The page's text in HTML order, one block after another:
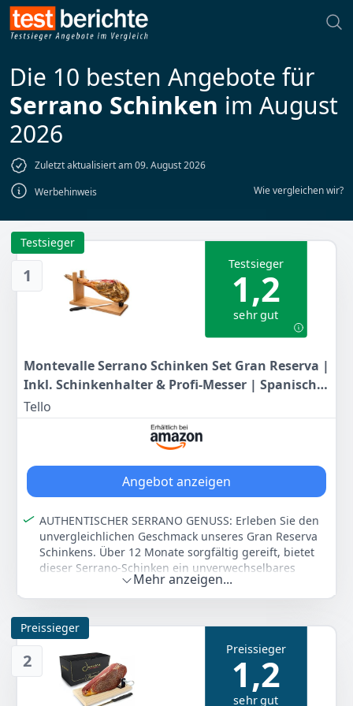
Die 10 besten Angebote für
Serrano Schinken im August
2026
Zuletzt aktualisiert am 09. August 2026
Werbehinweis
Wie vergleichen wir?
1
Testsieger
Testsieger
1,2
sehr gut
Montevalle Serrano Schinken Set Gran Reserva |
Inkl. Schinkenhalter & Profi-Messer | Spanische
Schinkenspezialität 12 Monate gereift |
Authentischer Genuss für Feinschmecker
Tello
Angebot anzeigen
AUTHENTISCHER SERRANO GENUSS: Erleben Sie den
unvergleichlichen Geschmack unseres Gran Reserva
Schinkens. Über 12 Monate sorgfältig gereift, bietet
dieser Serrano-Schinken ein unverwechselbares
Aroma und zarte Textur.
KOMPLETTES SET FÜR DEN SOFORTIGEN GENUSS:
Dieses Set ist die ideale Wahl für Genießer. Es enthält
neben der hochwertigen Schinkenkeule einen stabilen
Schinkenhalter sowie ein professionelles
Schinkenmesser.
TRADITIONELLE HERSTELLUNG: Wir setzen auf
bewährte spanische Handwerkstradition. Unser
Mehr anzeigen...
2
Preissieger
Preissieger
1,2
sehr gut